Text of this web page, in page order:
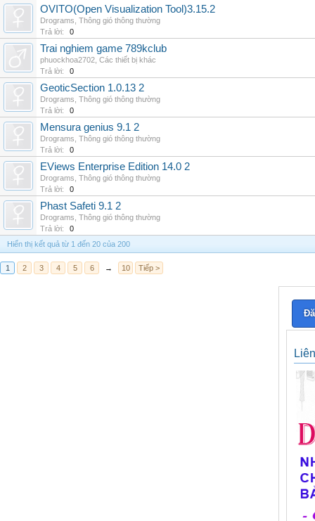
OVITO(Open Visualization Tool)3.15.2
Drograms Thông gió thông thường
Trả lời:
0
Trai nghiem game 789kclub
phuockhoa2702 Các thiết bị khác
Trả lời:
0
GeoticSection 1.0.13 2
Drograms Thông gió thông thường
Trả lời:
0
Mensura genius 9.1 2
Drograms Thông gió thông thường
Trả lời:
0
EViews Enterprise Edition 14.0 2
Drograms Thông gió thông thường
Trả lời:
0
Phast Safeti 9.1 2
Drograms Thông gió thông thường
Trả lời:
0
Hiển thị kết quả từ 1 đến 20 của 200
1 2 3 4 5 6 → 10 Tiếp >